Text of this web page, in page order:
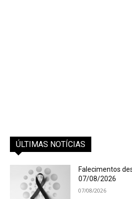
ÚLTIMAS NOTÍCIAS
Falecimentos
07/08/2026
07/08/2026